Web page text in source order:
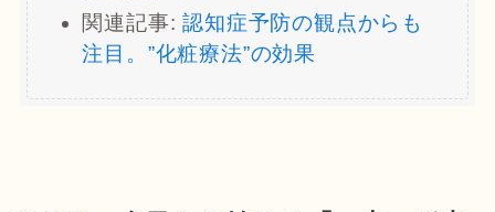
関連記事:認知症予防の観点からも
注目。”化粧療法”の効果